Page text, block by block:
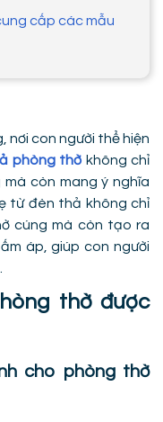
cấp các mẫu
nơi con người thể hiện
phòng thờkhông chỉ
còn mang ý nghĩa
từ đèn thả không chỉ
cúng mà còn tạo ra
áp, giúp con người
thờ được
cho phòng thờ